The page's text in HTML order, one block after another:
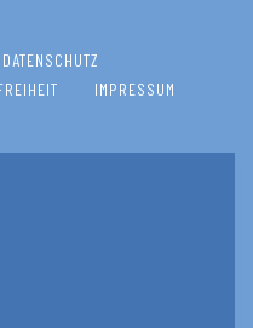
DATENSCHUTZ
IMPRESSUM